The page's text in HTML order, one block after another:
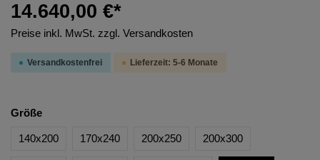
14.640,00 €*
Preise inkl. MwSt. zzgl. Versandkosten
Versandkostenfrei Lieferzeit: 5-6 Monate
Größe
140x200 170x240 200x250 200x300